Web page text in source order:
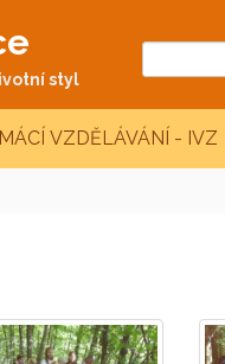
styl
VZDĚLÁVÁNÍ - IVZ